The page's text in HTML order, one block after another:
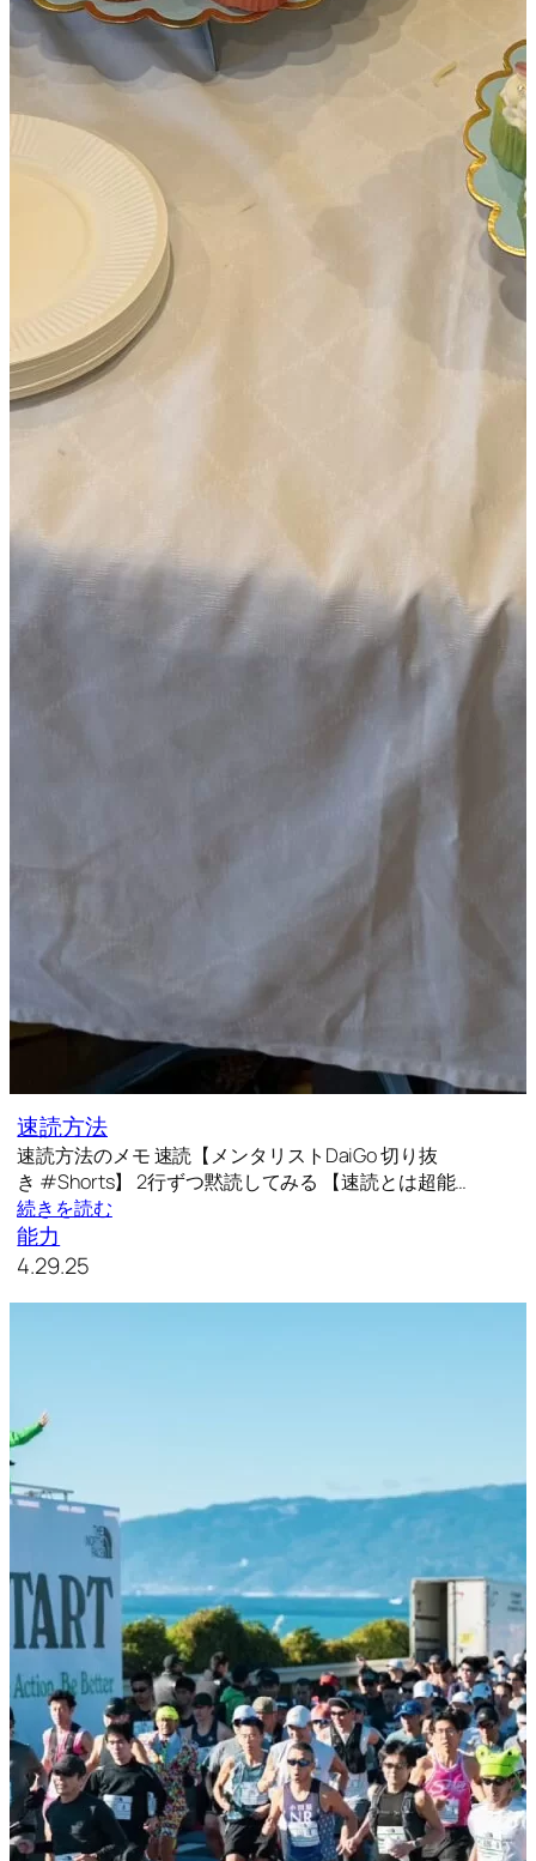
速読方法
速読方法のメモ 速読【メンタリストDaiGo 切り抜
き #Shorts】 2行ずつ黙読してみる 【速読とは超能…
続きを読む
能力
4.29.25